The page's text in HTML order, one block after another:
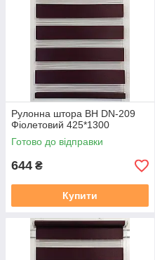
Рулонна штора ВН DN-209
Фіолетовий 425*1300
Готово до відправки
644 ₴
Купити